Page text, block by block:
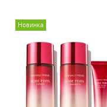
Новинка